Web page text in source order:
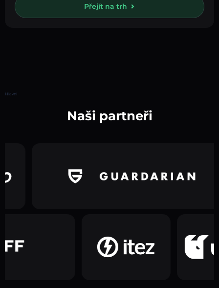
Přejít na trh
Hlavní
Naši partneři